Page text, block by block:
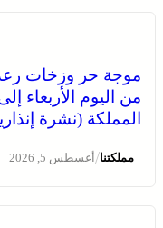
موجة حر وزخات
من اليوم الأربعاء
المملكة (نشرة
مملكتنا/أغسطس 5, 2026